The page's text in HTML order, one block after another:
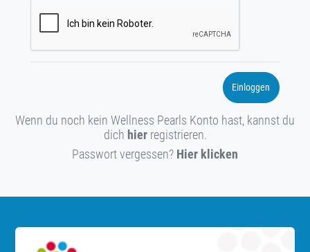
Einloggen
Wenn du noch kein Wellness Pearls Konto hast, kannst du
dich hierregistrieren.
Passwort vergessen? Hier klicken